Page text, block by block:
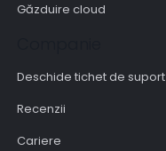
Găzduire cloud
Deschide tichet de suport
Recenzii
Cariere